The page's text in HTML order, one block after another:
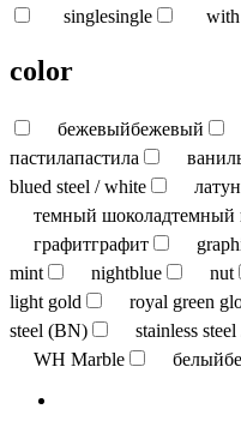
singlesingle
color
бежевыйбежевый
пастилапастила
blued steel / white
темный шоколадтемный
графитграфит
mint
nightblue nut
light gold
royal green
steel (BN)
stainless
WH Marble
белый